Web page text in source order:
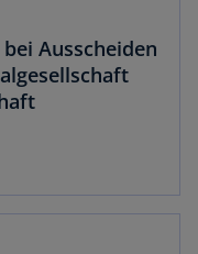
Ausscheiden